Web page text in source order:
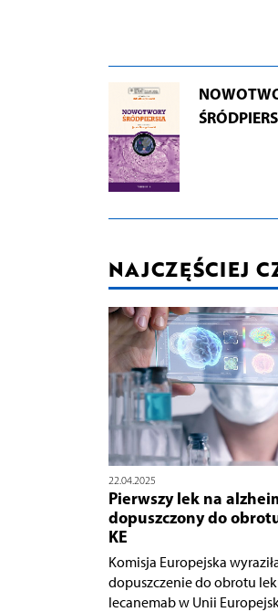
NAJCZĘŚCIEJ
22.04.2025
Pierwszy lek na
dopuszczony do
KE
Komisja Europejska
dopuszczenie do obrotu
lecanemab w Unii